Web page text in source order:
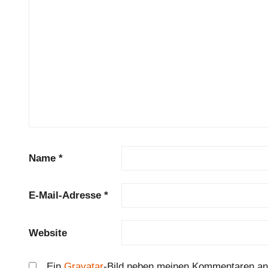
Name *
E-Mail-Adresse *
Website